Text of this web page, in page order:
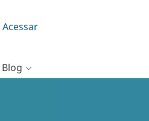
Acessar
Blog